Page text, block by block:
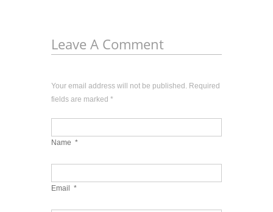
Leave A Comment
Your email address will not be published. Required
fields are marked *
Name *
Email *